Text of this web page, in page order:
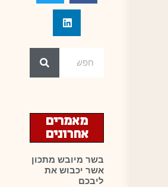
מאמרים
אחרונים
בשר מיובש מתכון
אשר יכבוש את
ליבכם